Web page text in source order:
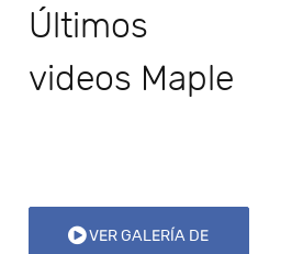
Últimos
videos Maple
VER GALERÍA DE